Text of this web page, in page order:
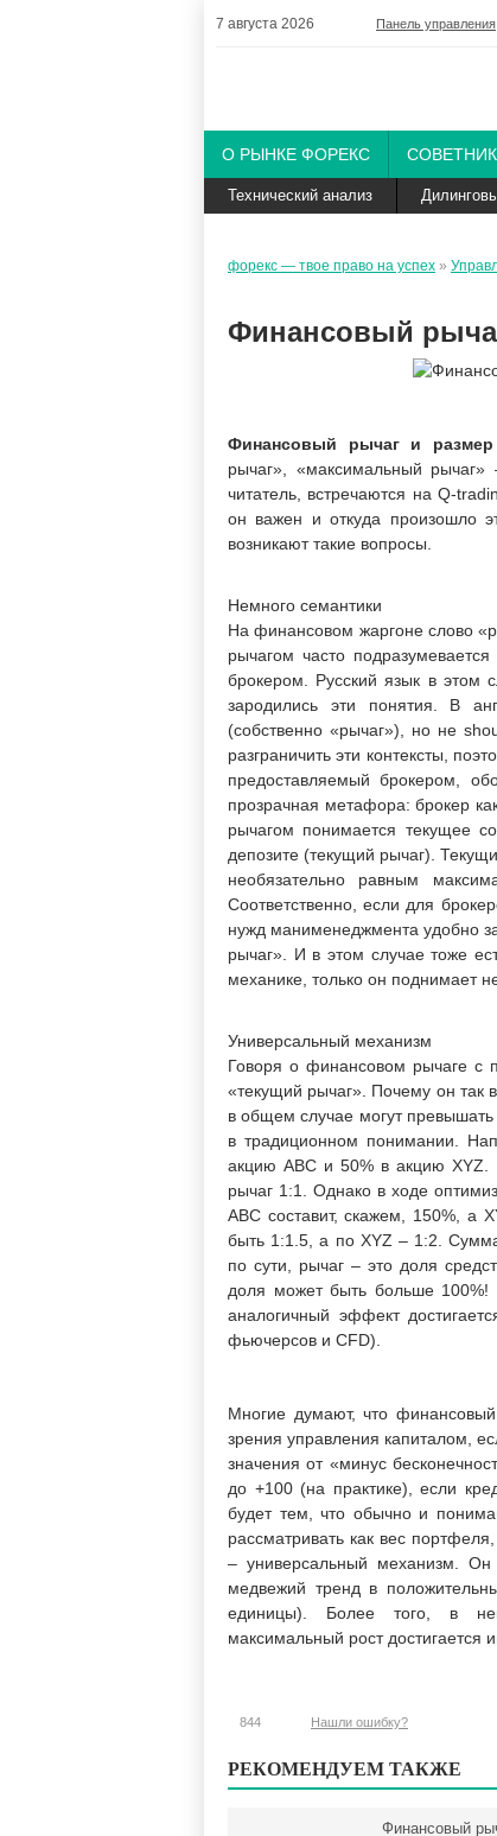
7 августа 2026 Панель управления
О РЫНКЕ ФОРЕКС
Технический анализ
форекс — твое право на успех »
Финансовый
Финансовый рычаг и размер
рычаг», «максимальный
читатель, встречаются на Q-
он важен и откуда произошло
возникают такие вопросы.
Немного семантики
На финансовом жаргоне слово
рычагом часто
брокером. Русский язык в этом
зародились эти понятия. В
(собственно «рычаг»), но не
разграничить эти контексты,
предоставляемый брокером,
прозрачная метафора: брокер
рычагом понимается текущее
депозите (текущий рычаг).
необязательно равным
Соответственно, если для
нужд манименеджмента удобно
рычаг». И в этом случае тоже
механике, только он поднимает
Универсальный механизм
Говоря о финансовом рычаге с
«текущий рычаг». Почему он так
в общем случае могут превышать
в традиционном понимании.
акцию ABC и 50% в акцию XYZ.
рычаг 1:1. Однако в ходе
ABC составит, скажем, 150%, а
быть 1:1.5, а по XYZ – 1:2.
по сути, рычаг – это доля
доля может быть больше 100%!
аналогичный эффект
фьючерсов и CFD).
Многие думают, что
зрения управления капиталом,
значения от «минус
до +100 (на практике), если
будет тем, что обычно и
рассматривать как вес
– универсальный механизм.
медвежий тренд в
единицы). Более того, в
максимальный рост достигается
844 Нашли ошибку?
РЕКОМЕНДУЕМ ТАКЖЕ
Финансовый